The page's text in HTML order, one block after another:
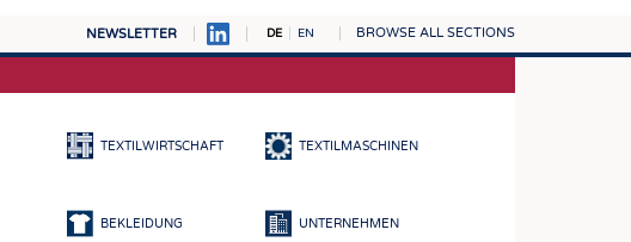
NEWSLETTER DE EN BROWSE ALL SECTIONS
FASERN
GEWEBE
TEXTILWIRTSCHAFT TEXTILMASCHINEN
BEKLEIDUNG UNTERNEHMEN